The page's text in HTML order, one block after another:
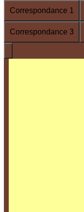
Correspondance 1
Correspondance 3